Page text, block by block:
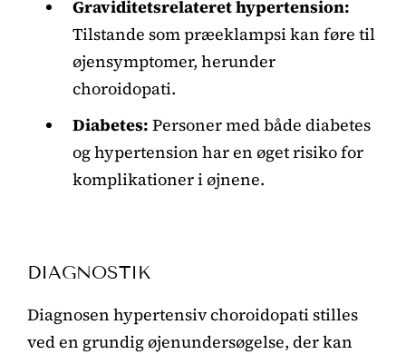
Graviditetsrelateret hypertension:
Tilstande som præeklampsi kan føre til
øjensymptomer, herunder
choroidopati.
Diabetes: Personer med både diabetes
og hypertension har en øget risiko for
komplikationer i øjnene.
DIAGNOSTIK
Diagnosen hypertensiv choroidopati stilles
ved en grundig øjenundersøgelse, der kan